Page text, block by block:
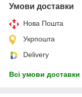
Умови доставки
Нова Пошта
Укрпошта
Delivery
Всі умови доставки